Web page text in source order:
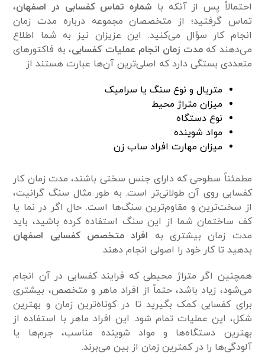
احتمالاً پس از آنکه با شماره تماس کفسابی در اصفهان،
تماس گرفتید؛ از متخصصان مجموعه درباره مدت زمان
انجام کار سؤال می‌کنید. این عزیزان نیز به شما اطلاع
می‌دهند کهمدت زمان انجام عملیات کفسابی، به فاکتور‌های
متعددی بستگی دارد که اصلی‌ترین آن‌ها عبارت هستند از:
متریال و نوع سنگ یا سرامیک
میزان متراژ محیط
نوع دستگاه
مواد شوینده
میزان مهارت افراد ساب زن
مطمئناً سطوحی که دارای جنس سختی باشند، مدت زمان کار
کفسابی روی آن طولانی‌تر است. به طور مثال سنگ گرانیت،
از سخت‌ترین و مقاوم‌ترین سنگ‌ها است. حال اگر در نما یا
کف ساختمان شما از این سنگ استفاده کرده باشید، باید
مدت زمان بیشتری به افراد متخصص کفسابی اصفهان
بدهید تا کار خود را اصولی انجام دهند.
همچنین اگر متراژ محیطی که فرایند کفسابی در آن انجام
می‌شود، زیاد باشد، حتماً از افراد ماهر و متخصص، بیشتری
برای کفسابی کمک بگیرید تا در کوتاه‌ترین زمان و بهترین
شکل، این عملیات تمام شود. این افراد ماهر با استفاده از
بهترین دستگاه‌ها و مواد شوینده مناسب، جرم‌ها یا
آلودگی‌ها را در کمترین زمان از بین می‌برند.